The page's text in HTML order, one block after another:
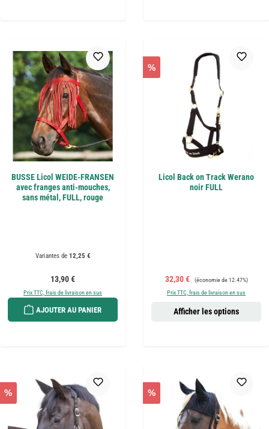
BUSSE Licol WEIDE-FRANSEN
avec franges anti-mouches,
sans métal, FULL, rouge
Variantes de12,25 €
Prix régulier :
13,90 €
Prix TTC, frais de livraison en sus
AJOUTER AU PANIER
%
Licol Back on Track Werano
noir FULL
Prix de vente :
32,30 € Prix régulier :
(économie de 12.47%)
Prix TTC, frais de livraison en sus
Afficher les options
% %